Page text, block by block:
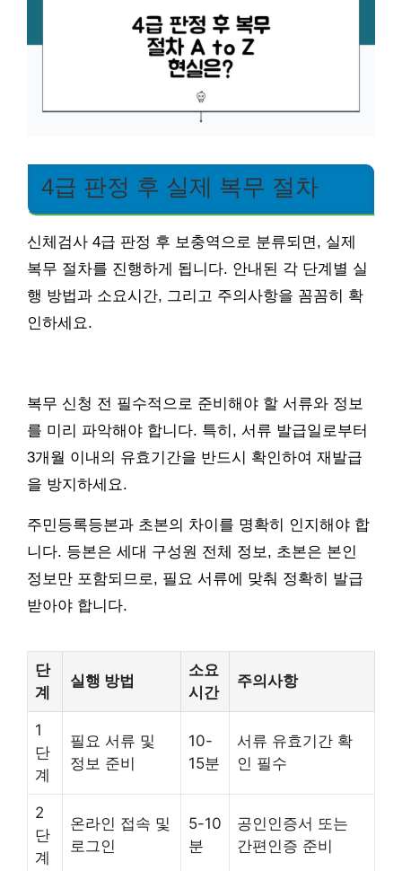
4급 판정 후 실제 복무 절차
신체검사 4급 판정 후 보충역으로 분류되면, 실제
복무 절차를 진행하게 됩니다. 안내된 각 단계별 실
행 방법과 소요시간, 그리고 주의사항을 꼼꼼히 확
인하세요.
복무 신청 전 필수적으로 준비해야 할 서류와 정보
를 미리 파악해야 합니다. 특히, 서류 발급일로부터
3개월 이내의 유효기간을 반드시 확인하여 재발급
을 방지하세요.
주민등록등본과 초본의 차이를 명확히 인지해야 합
니다. 등본은 세대 구성원 전체 정보, 초본은 본인
정보만 포함되므로, 필요 서류에 맞춰 정확히 발급
받아야 합니다.
단
계
실행 방법
소요
시간
주의사항
1
단
계
필요 서류 및
정보 준비
10-
15분
서류 유효기간 확
인 필수
2
단
계
온라인 접속 및
로그인
5-10
분
공인인증서 또는
간편인증 준비